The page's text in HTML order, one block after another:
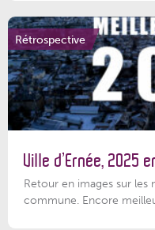
Rétrospective
Ville d’Ernée, 2025
Retour en images sur
commune. Encore